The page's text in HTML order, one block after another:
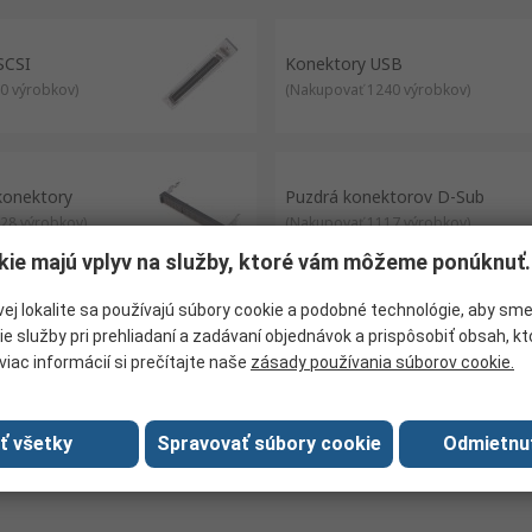
cameras and wearable devices
in shape with 24 pins, in 2 rows of 12
different attributes to consider when choosing which
výrobkov)
Konektory USB
(Nakupovať 1240 výrobkov)
výrobkov)
Puzdrá konektorov D-Sub
(Nakupovať 1117 výrobkov)
majú vplyv na služby, ktoré vám môžeme ponúknuť.
lokalite sa používajú súbory cookie a podobné technológie, aby
služby pri prehliadaní a zadávaní objednávok a prispôsobiť obsah,
informácií si prečítajte naše zásady používania súborov cookie.
všetky Spravovať súbory cookie